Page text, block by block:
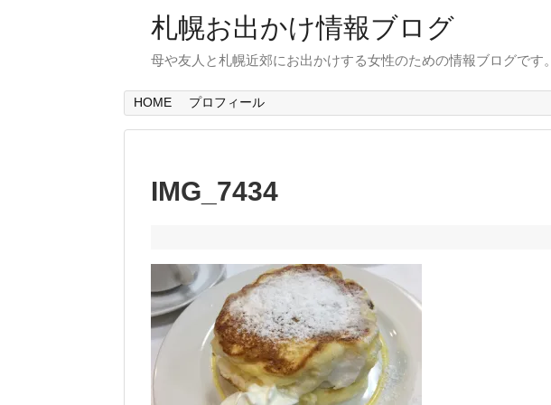
札幌お出かけ情報ブログ
母や友人と札幌近郊にお出かけする女性のための情報ブログです。
HOME プロフィール
IMG_7434